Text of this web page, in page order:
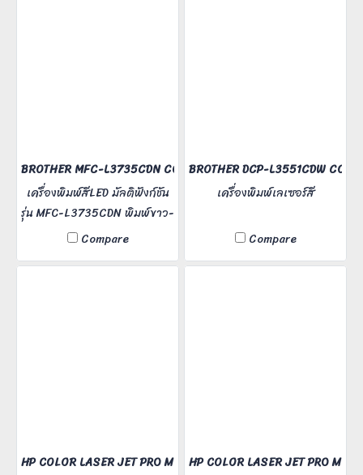
BROTHER MFC-L3735CDN COLOR LASER MFC
เครื่องพิมพ์สีLED มัลติฟังก์ชัน
รุ่น MFC-L3735CDN พิมพ์ขาว-
ดำ/สี 24 แผ่น/นาที (A4)
Compare
BROTHER DCP-L3551CDW
เครื่องพิมพ์เลเซอร์สี
Compare
HP COLOR LASER JET PRO M155AHP COLOR LASER JET PRO